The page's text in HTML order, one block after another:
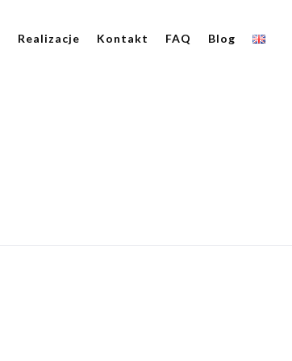
Realizacje Kontakt FAQ Blog